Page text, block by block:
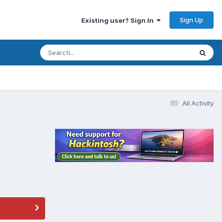
Existing user? Sign In Sign Up
All Activity